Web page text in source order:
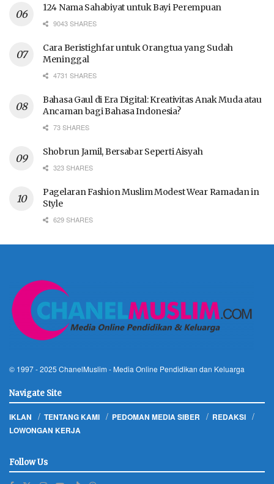
124 Nama Sahabiyat untuk Bayi Perempuan
9043 SHARES
Cara Beristighfar untuk Orangtua yang Sudah
Meninggal
4731 SHARES
Bahasa Gaul di Era Digital: Kreativitas Anak Muda atau
Ancaman bagi Bahasa Indonesia?
73 SHARES
Shobrun Jamil, Bersabar Seperti Aisyah
323 SHARES
Pagelaran Fashion Muslim Modest Wear Ramadan in
Style
629 SHARES
© 1997 - 2025 ChanelMuslim - Media Online Pendidikan dan Keluarga
Navigate Site
IKLAN TENTANG KAMI PEDOMAN MEDIA SIBER
REDAKSI
LOWONGAN KERJA
Follow Us